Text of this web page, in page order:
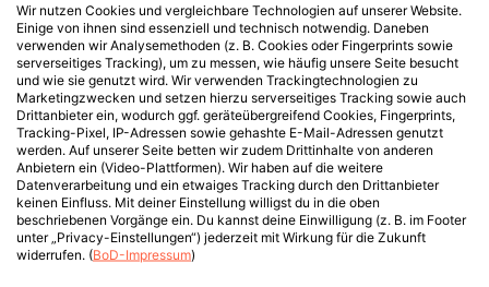
Wir nutzen Cookies und vergleichbare Technologien auf unserer Website.
Einige von ihnen sind essenziell und technisch notwendig. Daneben
verwenden wir Analysemethoden (z. B. Cookies oder Fingerprints sowie
serverseitiges Tracking), um zu messen, wie häufig unsere Seite besucht
und wie sie genutzt wird. Wir verwenden Trackingtechnologien zu
Marketingzwecken und setzen hierzu serverseitiges Tracking sowie auch
Drittanbieter ein, wodurch ggf. geräteübergreifend Cookies, Fingerprints,
Tracking-Pixel, IP-Adressen sowie gehashte E-Mail-Adressen genutzt
werden. Auf unserer Seite betten wir zudem Drittinhalte von anderen
Anbietern ein (Video-Plattformen). Wir haben auf die weitere
Datenverarbeitung und ein etwaiges Tracking durch den Drittanbieter
keinen Einfluss. Mit deiner Einstellung willigst du in die oben
beschriebenen Vorgänge ein. Du kannst deine Einwilligung (z. B. im Footer
unter „Privacy-Einstellungen“) jederzeit mit Wirkung für die Zukunft
widerrufen. (BoD-Impressum)